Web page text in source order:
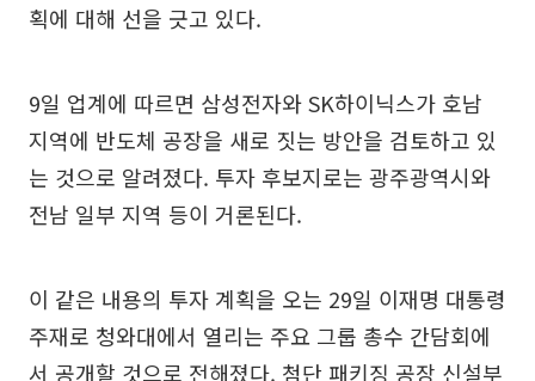
획에 대해 선을 긋고 있다.
9일 업계에 따르면 삼성전자와 SK하이닉스가 호남
지역에 반도체 공장을 새로 짓는 방안을 검토하고 있
는 것으로 알려졌다. 투자 후보지로는 광주광역시와
전남 일부 지역 등이 거론된다.
이 같은 내용의 투자 계획을 오는 29일 이재명 대통령
주재로 청와대에서 열리는 주요 그룹 총수 간담회에
서 공개할 것으로 전해졌다. 첨단 패키징 공장 신설부